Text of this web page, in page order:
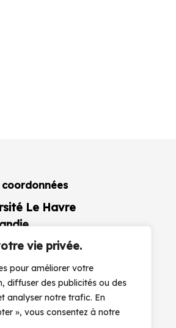
vie privée.
pour améliorer votre
diffuser des publicités ou des
analyser notre trafic. En
», vous consentez à notre
coordonnées
Le Havre
Lebon BP 1123
32 74 40 00
NOUS